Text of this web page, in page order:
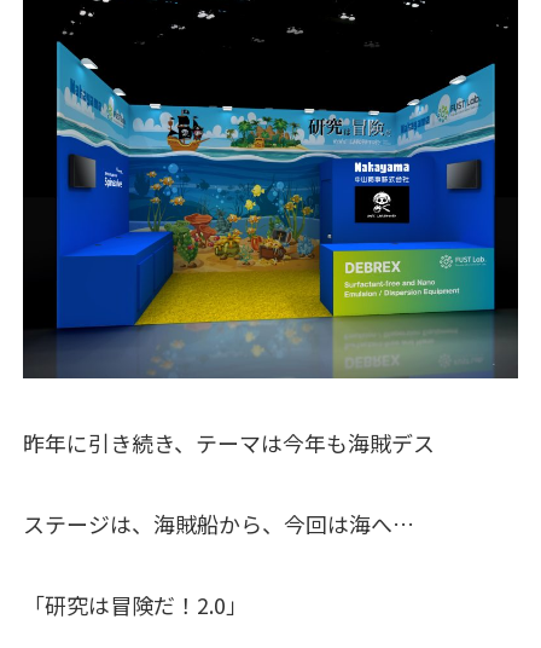
昨年に引き続き、テーマは今年も海賊デス
ステージは、海賊船から、今回は海へ…
「研究は冒険だ！2.0」